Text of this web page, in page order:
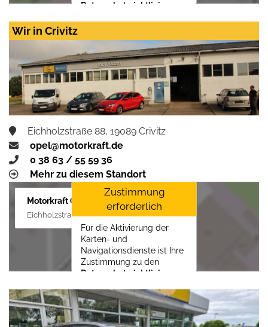
Datenschutzrichtlinien
Zustimmen und
aktivieren
Wir in Crivitz
Eichholzstraße 88, 19089 Crivitz
opel@motorkraft.de
0 38 63 / 55 59 36
Mehr zu diesem Standort
Motorkraft GmbH
Eichholzstraße 88, 19089 Crivitz
Zustimmung
erforderlich
Für die Aktivierung der
Karten- und
Navigationsdienste ist Ihre
Zustimmung zu den
Datenschutzrichtlinien
LLCerforderlich.
Zustimmen und